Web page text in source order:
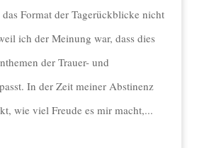
Format der Tagerückblicke nicht
ich der Meinung war, dass dies
der Trauer- und
In der Zeit meiner Abstinenz
wie viel Freude es mir macht,...